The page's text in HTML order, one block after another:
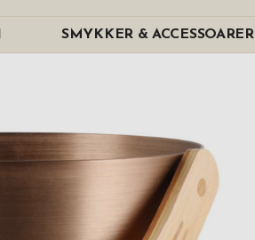
SMYKKER & ACCESSOARER